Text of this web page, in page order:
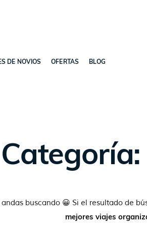
DE NOVIOS OFERTAS BLOG
buscando 😀 Si el resultado de
mejores viajes